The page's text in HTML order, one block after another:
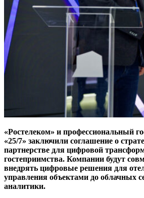
«Ростелеком» и профессиональный
«25/7» заключили соглашение о
партнерстве для цифровой
гостеприимства. Компании будут
внедрять цифровые решения для
управления объектами до облачных
аналитики.